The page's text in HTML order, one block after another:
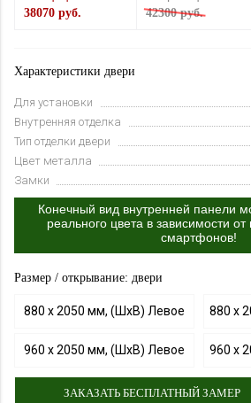
38070 руб. 42300 руб.
Характеристики двери
Для установки
Внутренняя отделка
Тип отделки двери
Цвет металла
Замки
Конечный вид внутренней панели
реального цвета в зависимости
смартфонов!
Размер / открывание: двери
880 х 2050 мм, (ШхВ) Левое 880 х
960 х 2050 мм, (ШхВ) Левое 960 х
ЗАКАЗАТЬ БЕСПЛАТНЫЙ ЗАМЕР